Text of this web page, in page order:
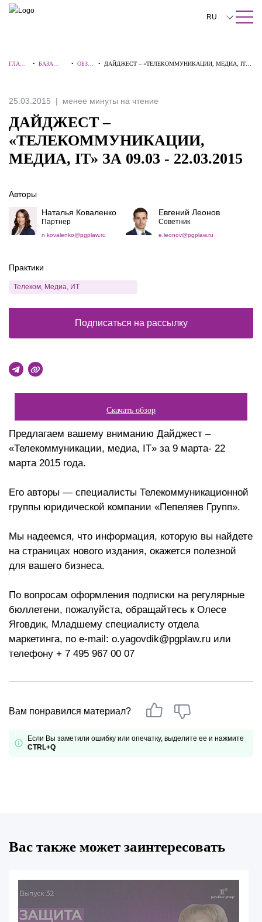
ПОИСК ПО САЙТУ Закрыть
RU
中文
Español
ГЛАВН
• БАЗА
•ОБЗО
• ДАЙДЖЕСТ – «ТЕЛЕКОММУНИКАЦИИ, МЕДИА, IT»
25.03.2015 менее минуты на чтение
ДАЙДЖЕСТ –
«ТЕЛЕКОММУНИКАЦИИ,
МЕДИА, IT» ЗА 09.03 - 22.03.2015
Скачать обзор
Предлагаем вашему вниманию Дайджест –
«Телекоммуникации, медиа, IT» за 9 марта- 22
марта 2015 года.
Его авторы — специалисты Телекоммуникационной
группы юридической компании «Пепеляев Групп».
Мы надеемся, что информация, которую вы найдете
на страницах нового издания, окажется полезной
для вашего бизнеса.
По вопросам оформления подписки на регулярные
бюллетени, пожалуйста, обращайтесь к Олесе
Яговдик, Младшему специалисту отдела
маркетинга, по e-mail: o.yagovdik@pgplaw.ru или
телефону + 7 495 967 00 07
Вам понравился материал?
Если Вы заметили ошибку или опечатку, выделите ее и нажмите
CTRL+Q
Авторы
Наталья Коваленко
Партнер
n.kovalenko@pgplaw.ru
Евгений Леонов
Советник
e.leonov@pgplaw.ru
Практики
Телеком, Медиа, ИТ
Подписаться на рассылку
Вас также может заинтересовать